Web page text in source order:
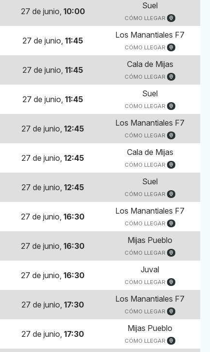
27 de junio, 10:00
Suel
CÓMO LLEGAR
27 de junio, 11:45
Los Manantiales F7
CÓMO LLEGAR
27 de junio, 11:45
Cala de Mijas
CÓMO LLEGAR
27 de junio, 11:45
Suel
CÓMO LLEGAR
27 de junio, 12:45
Los Manantiales F7
CÓMO LLEGAR
27 de junio, 12:45
Cala de Mijas
CÓMO LLEGAR
27 de junio, 12:45
Suel
CÓMO LLEGAR
27 de junio, 16:30
Los Manantiales F7
CÓMO LLEGAR
27 de junio, 16:30
Mijas Pueblo
CÓMO LLEGAR
27 de junio, 16:30
Juval
CÓMO LLEGAR
27 de junio, 17:30
Los Manantiales F7
CÓMO LLEGAR
27 de junio, 17:30
Mijas Pueblo
CÓMO LLEGAR